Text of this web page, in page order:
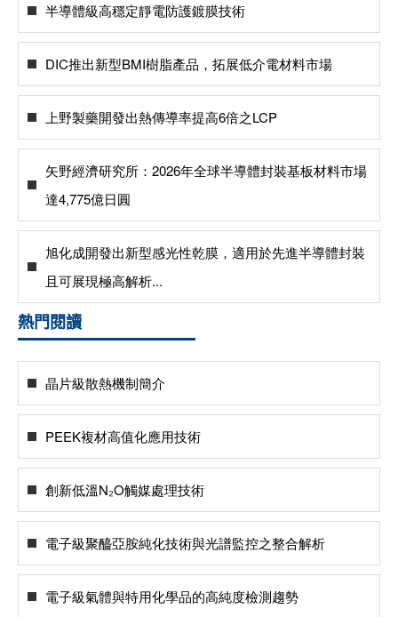
半導體級高穩定靜電防護鍍膜技術
DIC推出新型BMI樹脂產品，拓展低介電材料市場
上野製藥開發出熱傳導率提高6倍之LCP
矢野經濟研究所：2026年全球半導體封裝基板材料市場
達4,775億日圓
旭化成開發出新型感光性乾膜，適用於先進半導體封裝
且可展現極高解析...
熱門閱讀
晶片級散熱機制簡介
PEEK複材高值化應用技術
創新低溫N₂O觸媒處理技術
電子級聚醯亞胺純化技術與光譜監控之整合解析
電子級氣體與特用化學品的高純度檢測趨勢